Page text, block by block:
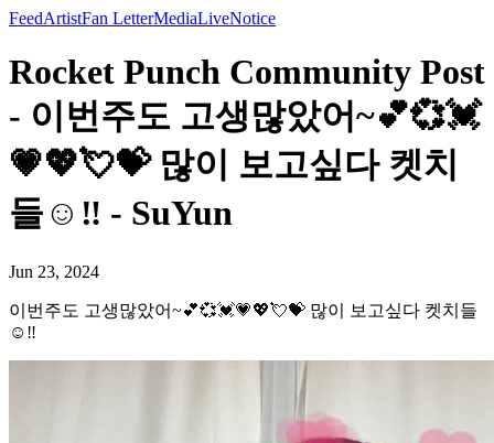
FeedArtistFan LetterMediaLiveNotice
Rocket Punch Community Post
- 이번주도 고생많았어~💕💞💓
💗💖💘💝 많이 보고싶다 켓치
들☺️‼️ - SuYun
Jun 23, 2024
이번주도 고생많았어~💕💞💓💗💖💘💝 많이 보고싶다 켓치들
☺️‼️